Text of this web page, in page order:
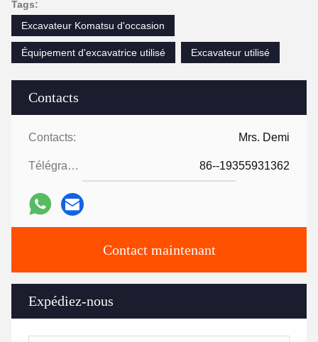
Contacts
Contacts: Mrs. Demi
Télégramme: 86--19355931362
Contact maintenant
Expédiez-nous
Tags:
Excavateur Komatsu d'occasion
Équipement d'excavatrice utilisé Excavateur utilisé